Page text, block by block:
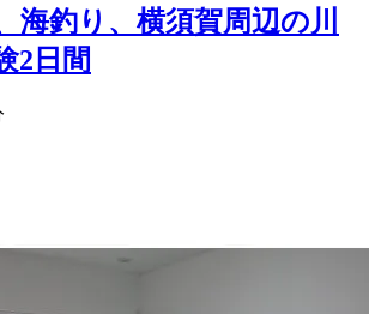
海釣り、横須賀周辺の川
2日間